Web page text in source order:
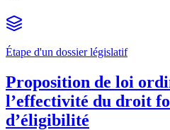
Étape d'un dossier législatif
Proposition de loi
l’effectivité du droit
d’éligibilité